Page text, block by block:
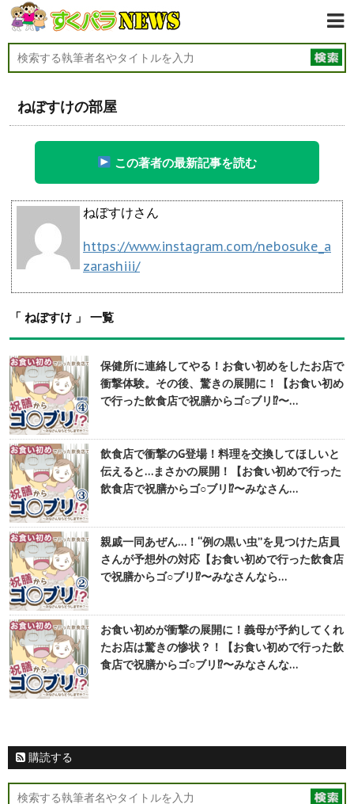
ねぼすけの部屋
この著者の最新記事を読む
ねぼすけさん
https://www.instagram.com/nebosuke_a
zarashiii/
「 ねぼすけ 」 一覧
保健所に連絡してやる！お食い初めをしたお店で
衝撃体験。その後、驚きの展開に！【お食い初め
で行った飲食店で祝膳からゴ○ブリ⁉︎〜…
飲食店で衝撃のG登場！料理を交換してほしいと
伝えると…まさかの展開！【お食い初めで行った
飲食店で祝膳からゴ○ブリ⁉︎〜みなさん…
親戚一同あぜん…！“例の黒い虫”を見つけた店員
さんが予想外の対応【お食い初めで行った飲食店
で祝膳からゴ○ブリ⁉︎〜みなさんなら…
お食い初めが衝撃の展開に！義母が予約してくれ
たお店は驚きの惨状？！【お食い初めで行った飲
食店で祝膳からゴ○ブリ⁉︎〜みなさんな…
購読する